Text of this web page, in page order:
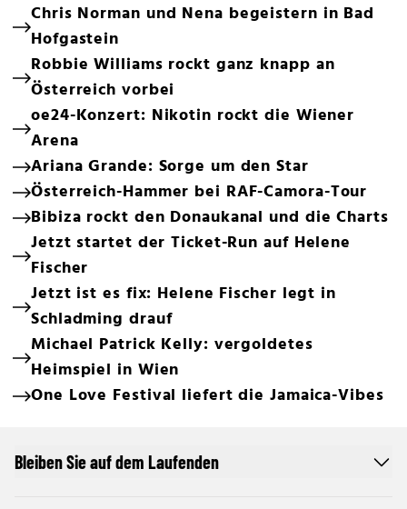
Chris Norman und Nena begeistern in Bad
Hofgastein
Robbie Williams rockt ganz knapp an
Österreich vorbei
oe24-Konzert: Nikotin rockt die Wiener
Arena
Ariana Grande: Sorge um den Star
Österreich-Hammer bei RAF-Camora-Tour
Bibiza rockt den Donaukanal und die Charts
Jetzt startet der Ticket-Run auf Helene
Fischer
Jetzt ist es fix: Helene Fischer legt in
Schladming drauf
Michael Patrick Kelly: vergoldetes
Heimspiel in Wien
One Love Festival liefert die Jamaica-Vibes
Bleiben Sie auf dem Laufenden